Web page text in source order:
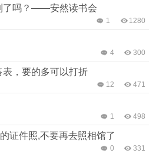
了吗？——安然读书会
1280
1
300
4
，要的多可以打折
471
12
498
1
证件照,不要再去照相馆了
331
0